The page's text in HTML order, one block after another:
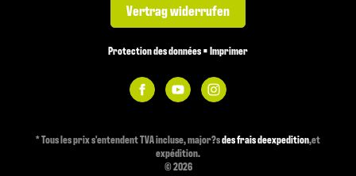
Vertrag widerrufen
Protection des données•Imprimer
*Tous les prix s'entendent TVA incluse, major?sdes frais deexpedition,et
expédition.
© 2026